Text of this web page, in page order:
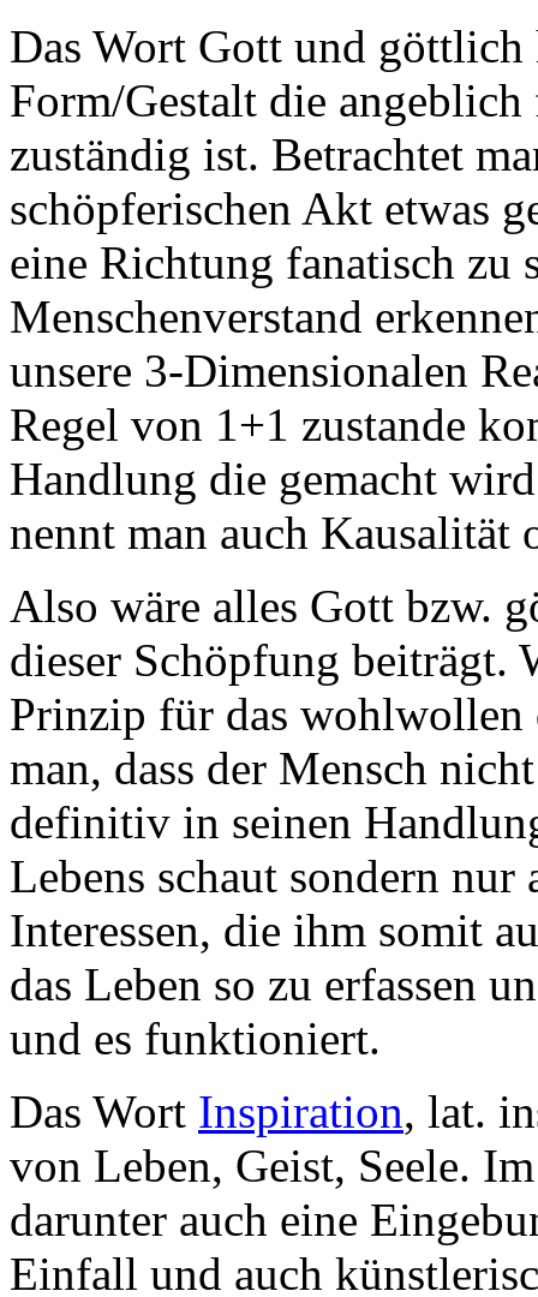
Das Wort Gott und
Form/Gestalt die
zuständig ist. Betrachtet
schöpferischen Akt etwas
eine Richtung fanatisch zu
Menschenverstand
unsere 3-Dimensionalen
Regel von 1+1 zustande
Handlung die gemacht
nennt man auch
Also wäre alles Gott bzw.
dieser Schöpfung beiträgt.
Prinzip für das wohlwollen
man, dass der Mensch
definitiv in seinen
Lebens schaut sondern nur
Interessen, die ihm somit
das Leben so zu erfassen
und es funktioniert.
Das Wort Inspiration, lat.
von Leben, Geist, Seele.
darunter auch eine
Einfall und auch